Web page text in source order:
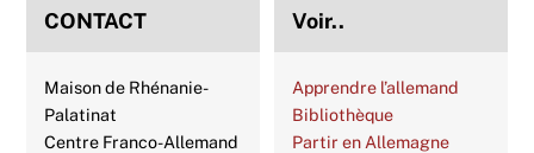
CONTACT
Maison de Rhénanie-
Palatinat
Centre Franco-Allemand
Voir..
Apprendre l’allemand
Bibliothèque
Partir en Allemagne